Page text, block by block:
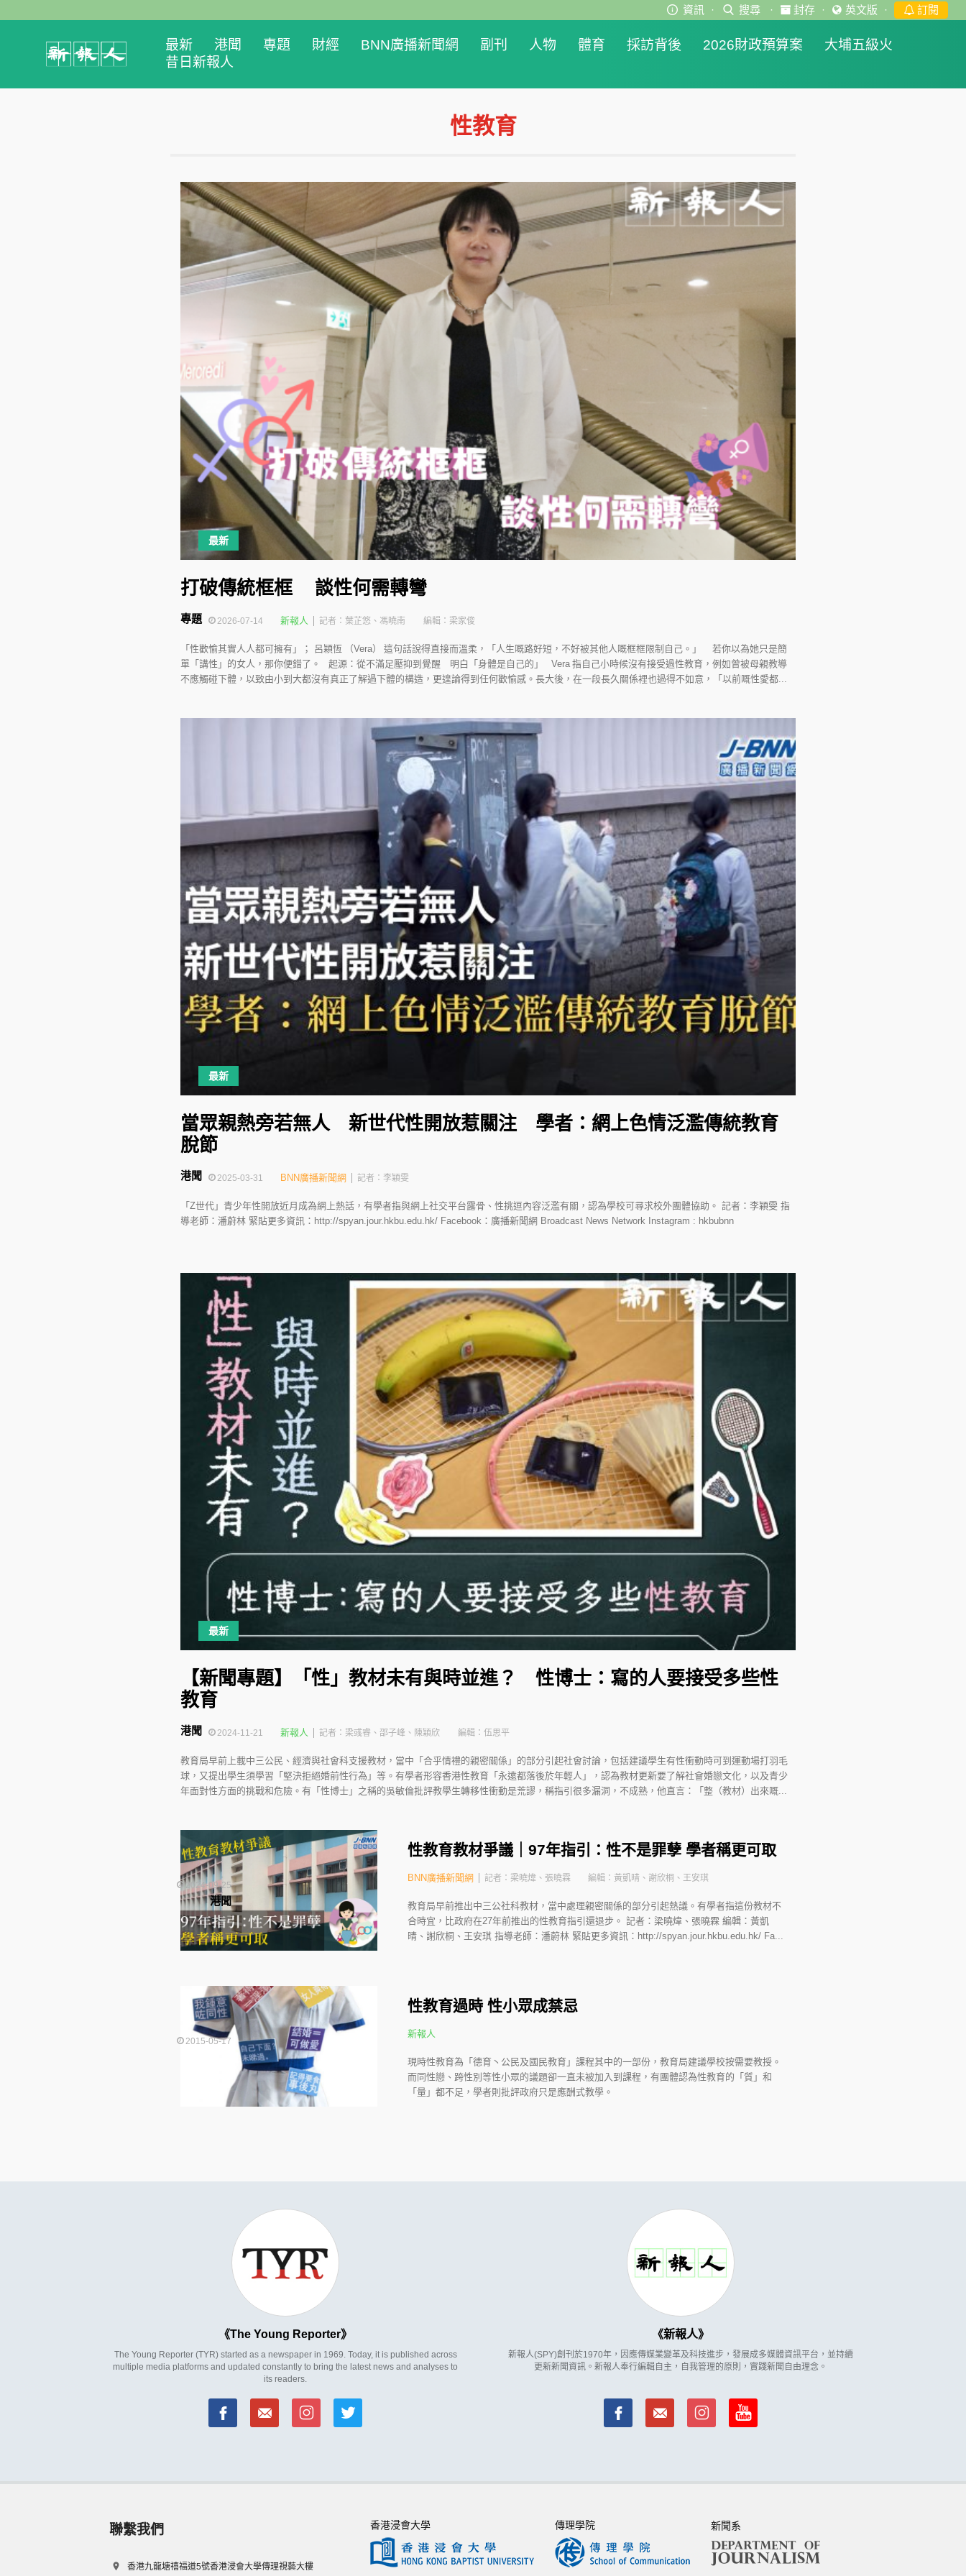
資訊 · 搜尋 · 封存 · 英文版 · 訂閱
最新 港聞 專題 財經 BNN廣播新聞網 副刊 人物 體育 採訪背後 2026財政預算案
大埔五級火
昔日新報人
性教育
最新
打破傳統框框 談性何需轉彎
2026-07-14
專題 新報人 記者：葉芷悠、馮曉南 編輯：梁家俊
「性歡愉其實人人都可擁有」； 呂穎恆 （Vera） 這句話說得直接而溫柔，「人生嘅路好短，不好被其他人嘅框框限制自己。」 若你以為她只是簡
單「講性」的女人，那你便錯了。 起源：從不滿足壓抑到覺醒 明白「身體是自己的」 Vera 指自己小時候沒有接受過性教育，例如曾被母親教導
不應觸碰下體，以致由小到大都沒有真正了解過下體的構造，更遑論得到任何歡愉感。長大後，在一段長久關係裡也過得不如意，「以前嘅性愛都...
最新
當眾親熱旁若無人 新世代性開放惹關注 學者：網上色情泛濫傳統教育
脫節
2025-03-31
港聞 BNN廣播新聞網 記者：李穎雯
「Z世代」青少年性開放近月成為網上熱話，有學者指與網上社交平台露骨、性挑逗內容泛濫有關，認為學校可尋求校外團體協助。 記者：李穎雯 指
導老師：潘蔚林 緊貼更多資訊：http://spyan.jour.hkbu.edu.hk/ Facebook：廣播新聞網 Broadcast News Network Instagram : hkbubnn
最新
【新聞專題】「性」教材未有與時並進？ 性博士：寫的人要接受多些性
教育
2024-11-21
港聞 新報人 記者：梁彧睿、邵子峰、陳穎欣 編輯：伍思平
教育局早前上載中三公民、經濟與社會科支援教材，當中「合乎情禮的親密關係」的部分引起社會討論，包括建議學生有性衝動時可到運動場打羽毛
球，又提出學生須學習「堅決拒絕婚前性行為」等。有學者形容香港性教育「永遠都落後於年輕人」，認為教材更新要了解社會婚戀文化，以及青少
年面對性方面的挑戰和危險。有「性博士」之稱的吳敏倫批評教學生轉移性衝動是荒謬，稱指引很多漏洞，不成熟，他直言：「整（教材）出來嘅...
性教育教材爭議｜97年指引：性不是罪孽 學者稱更可取
2024-09-25
港聞
BNN廣播新聞網 記者：梁曉煒、張曉霖 編輯：黃凱晴、謝欣桐、王安琪
教育局早前推出中三公社科教材，當中處理親密關係的部分引起熱議。有學者指這份教材不
合時宜，比政府在27年前推出的性教育指引還退步。 記者：梁曉煒、張曉霖 編輯：黃凱
晴、謝欣桐、王安琪 指導老師：潘蔚林 緊貼更多資訊：http://spyan.jour.hkbu.edu.hk/ Fa...
性教育過時 性小眾成禁忌
2015-05-17
新報人
現時性教育為「德育丶公民及國民教育」課程其中的一部份，教育局建議學校按需要教授。
而同性戀、跨性別等性小眾的議題卻一直未被加入到課程，有團體認為性教育的「質」和
「量」都不足，學者則批評政府只是應酬式教學。
The Young Reporter
The Young Reporter (TYR) started as a newspaper in 1969. Today, it is published across
multiple media platforms and updated constantly to bring the latest news and analyses to
its readers.
新報人
新報人(SPY)創刊於1970年，因應傳媒業變革及科技進步，發展成多媒體資訊平台，並持續
更新新聞資訊。新報人奉行編輯自主，自我管理的原則，實踐新聞自由理念。
聯繫我們
香港九龍塘禧福道5號香港浸會大學傳理視藝大樓
香港浸會大學 傳理學院 新聞系